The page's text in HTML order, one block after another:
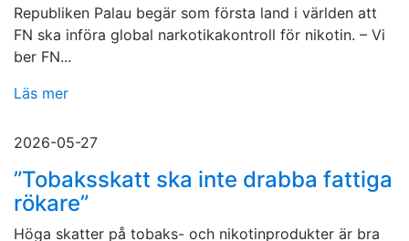
Republiken Palau begär som första land i världen att
FN ska införa global narkotikakontroll för nikotin. – Vi
ber FN...
Läs mer
2026-05-27
”Tobaksskatt ska inte drabba fattiga
rökare”
Höga skatter på tobaks- och nikotinprodukter är bra